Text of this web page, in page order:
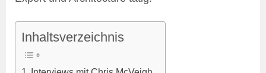
Inhaltsverzeichnis